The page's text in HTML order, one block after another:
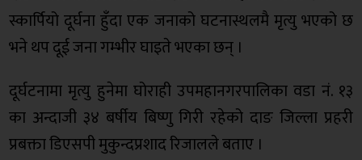
स्कार्पियो दूर्घना हुँदा एक जनाको घटनास्थलमै मृत्यु भएको छ
भने थप दूई जना गम्भीर घाइते भएका छन् ।
दूर्घटनामा मृत्यु हुनेमा घोराही उपमहानगरपालिका वडा नं. १३
का अन्दाजी ३४ बर्षीय बिष्णु गिरी रहेको दाङ जिल्ला प्रहरी
प्रबक्ता डिएसपी मुकुन्दप्रशाद रिजालले बताए ।